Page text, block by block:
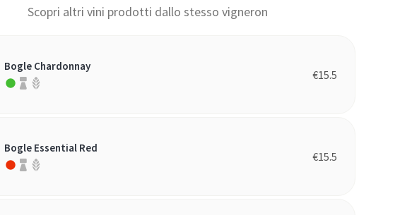
Scopri altri vini prodotti dallo stesso vigneron
Bogle Chardonnay
€15.5
Bogle Essential Red
€15.5